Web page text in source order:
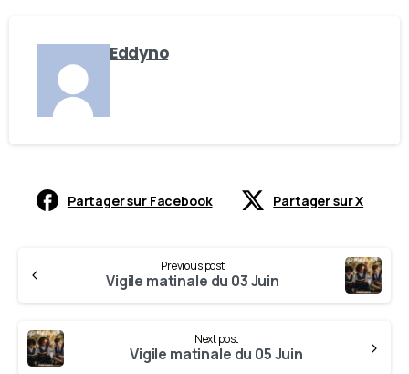
Eddyno
Partager sur Facebook Partager sur X
Previous post
Vigile matinale du 03 Juin
Next post
Vigile matinale du 05 Juin